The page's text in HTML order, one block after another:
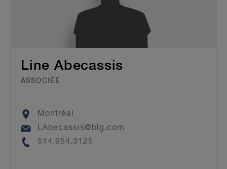
Line Abecassis
ASSOCIÉE
Location
Montréal
Email
LAbecassis@blg.com
Phone
514.954.3125